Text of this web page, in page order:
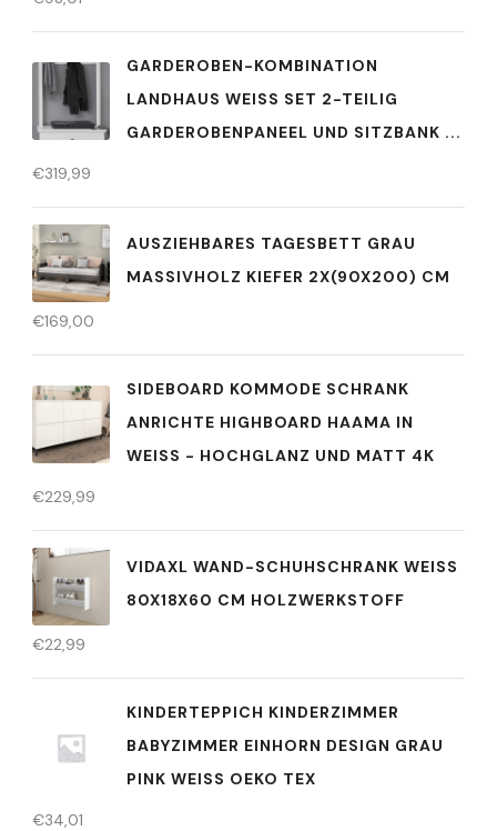
GARDEROBEN-KOMBINATION
LANDHAUS WEISS SET 2-TEILIG G
ARDEROBENPANEEL UND SITZBANK ...
€319,99
AUSZIEHBARES TAGESBETT GRAU
MASSIVHOLZ KIEFER 2X(90X200) CM
€169,00
SIDEBOARD KOMMODE SCHRANK
ANRICHTE HIGHBOARD HAAMA IN
WEISS - HOCHGLANZ UND MATT 4K
€229,99
VIDAXL WAND-SCHUHSCHRANK WEISS 8
0X18X60 CM HOLZWERKSTOFF
€22,99
KINDERTEPPICH KINDERZIMMER
BABYZIMMER EINHORN DESIGN GRAU
PINK WEISS OEKO TEX
€34,01